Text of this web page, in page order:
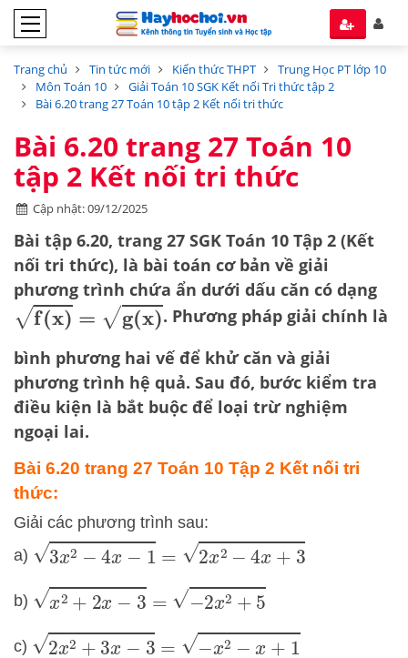
Trang chủ Tin tức mới Kiến thức THPT
Trung Học PT lớp 10
Môn Toán 10
Giải Toán 10 SGK Kết nối Tri thức tập 2
Bài 6.20 trang 27 Toán 10 tập 2 Kết nối tri thức
Bài 6.20 trang 27 Toán 10
tập 2 Kết nối tri thức
Cập nhật: 09/12/2025
Bài tập 6.20, trang 27 SGK Toán 10 Tập 2 (Kết
nối tri thức), là bài toán cơ bản về giải
phương trình chứa ẩn dưới dấu căn có dạng
f(x)=g( x)
. Phương pháp giải chính là
bình phương hai vế để khử căn và giải
phương trình hệ quả. Sau đó, bước kiểm tra
điều kiện là bắt buộc để loại trừ nghiệm
ngoại lai.
Bài 6.20 trang 27 Toán 10 Tập 2 Kết nối tri
thức:
Giải các phương trình sau:
a) 3x2− 4x −1=2 x 2− 4x+3
b) x2+2x −3=− 2x2+5
c) 2x2+ 3x −3=− x2− x+1